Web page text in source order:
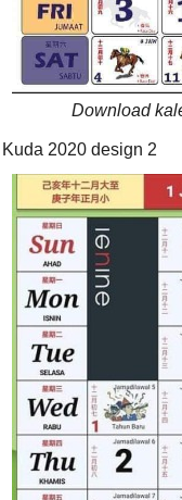
Download
2020 design 2